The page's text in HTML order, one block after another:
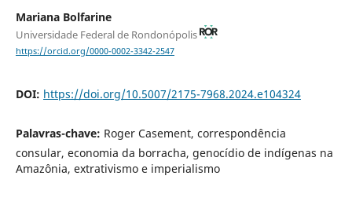
Mariana Bolfarine
Universidade Federal de Rondonópolis
https://orcid.org/0000-0002-3342-2547
DOI: https://doi.org/10.5007/2175-7968.2024.e104324
Palavras-chave: Roger Casement, correspondência
consular, economia da borracha, genocídio de indígenas na
Amazônia, extrativismo e imperialismo